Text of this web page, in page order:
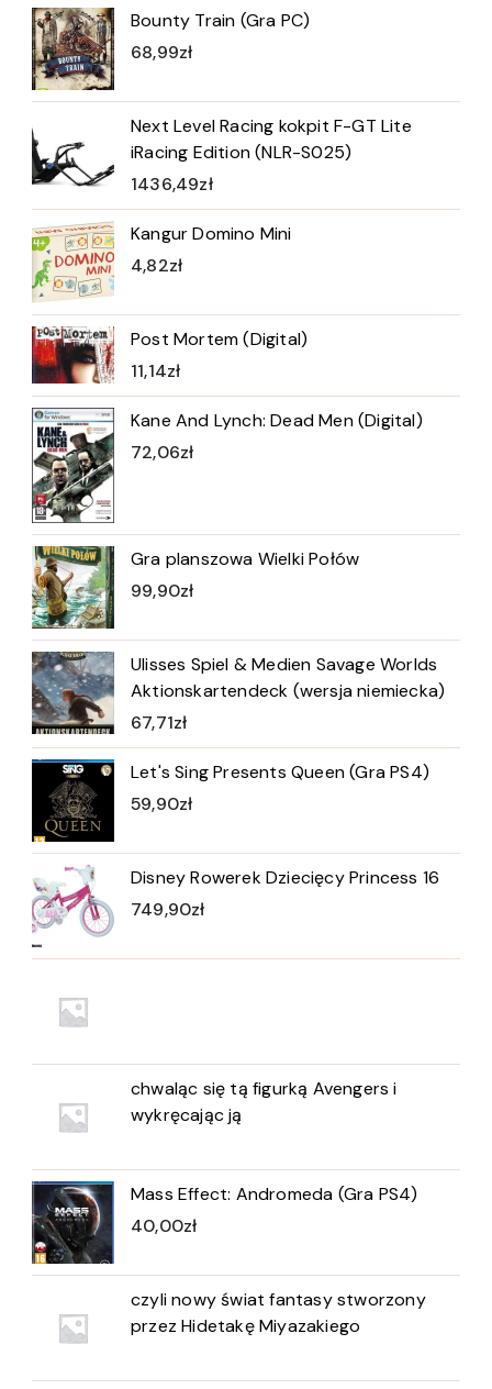
Bounty Train (Gra PC)
68,99zł
Next Level Racing kokpit F-GT Lite
iRacing Edition (NLR-S025)
1436,49zł
Kangur Domino Mini
4,82zł
Post Mortem (Digital)
11,14zł
Kane And Lynch: Dead Men (Digital)
72,06zł
Gra planszowa Wielki Połów
99,90zł
Ulisses Spiel & Medien Savage Worlds
Aktionskartendeck (wersja niemiecka)
67,71zł
Let's Sing Presents Queen (Gra PS4)
59,90zł
Disney Rowerek Dziecięcy Princess 16
749,90zł
chwaląc się tą figurką Avengers i
wykręcając ją
Mass Effect: Andromeda (Gra PS4)
40,00zł
czyli nowy świat fantasy stworzony
przez Hidetakę Miyazakiego